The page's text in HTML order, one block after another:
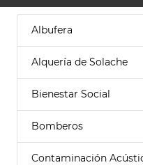
Albufera
Alquería de Solache
Bienestar Social
Bomberos
Contaminación